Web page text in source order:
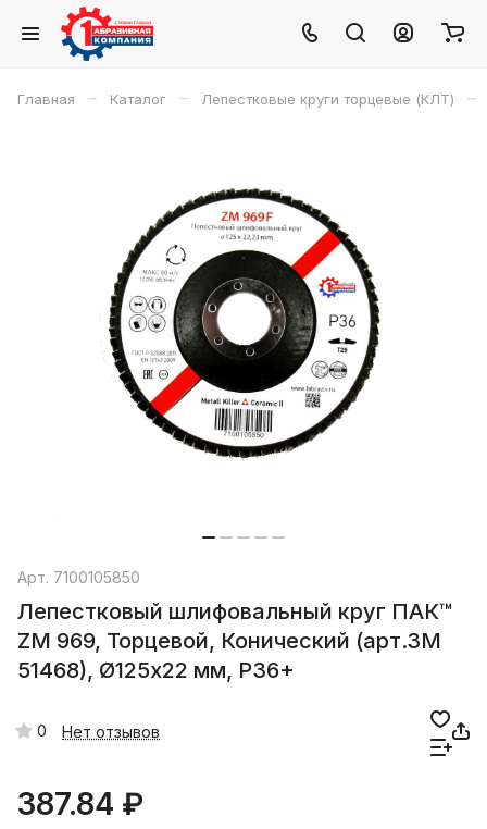
Главная – Каталог – Лепестковые круги торцевые (КЛТ) –
Арт. 7100105850
Лепестковый шлифовальный круг ПАК™
ZM 969, Торцевой, Конический (арт.3М
51468), Ø125х22 мм, P36+
0 Нет отзывов
387.84 ₽